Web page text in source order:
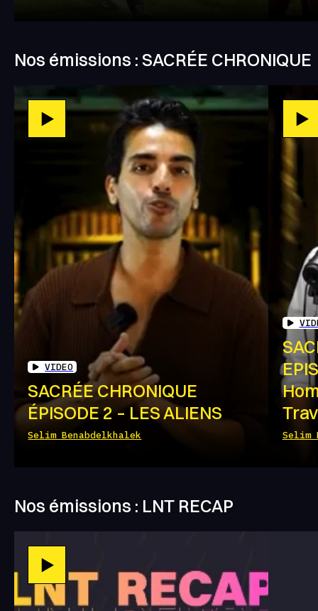
Nos émissions : SACRÉE CHRONIQUE
VIDEO
SACRÉE CHRONIQUE
ÉPISODE 2 – LES ALIENS
Selim Benabdelkhalek Selim
Nos émissions : LNT RECAP